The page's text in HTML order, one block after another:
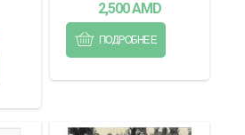
2,500AMD
ПОДРОБНЕЕ